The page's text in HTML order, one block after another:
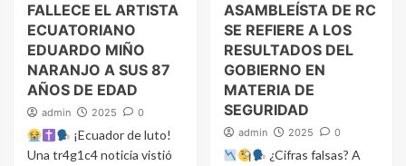
FALLECE EL ARTISTA
ECUATORIANO
EDUARDO MIÑO
NARANJO A SUS 87
AÑOS DE EDAD
admin 2025 0
¡Ecuador de luto!
Una tr4g1c4 noticia vistió
ASAMBLEÍSTA DE RC
SE REFIERE A LOS
RESULTADOS DEL
GOBIERNO EN
MATERIA DE
SEGURIDAD
admin 2025 0
¿Cifras falsas? A